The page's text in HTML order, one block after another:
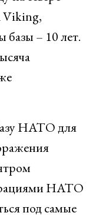
Viking,
базы – 10 лет.
НАТО для
НАТО
под самые